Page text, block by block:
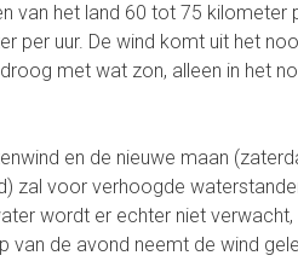
van het land 60 tot 75 kilometer
per uur. De wind komt uit het
met wat zon, alleen in het
en de nieuwe maan
zal voor verhoogde
wordt er echter niet
van de avond neemt de wind